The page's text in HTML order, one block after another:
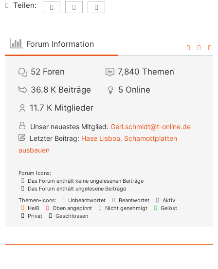
Teilen:
Forum Information
52 Foren 7,840 Themen
36.8 K Beiträge 5 Online
11.7 K Mitglieder
Unser neuestes Mitglied: Gerl.schmidt@t-online.de
Letzter Beitrag: Hase Lisboa, Schamottplatten
ausbauen
Forum Icons:
Das Forum enthält keine ungelesenen Beiträge
Das Forum enthält ungelesene Beiträge
Themen-Icons:
Unbeantwortet Beantwortet
Aktiv
Heiß
Oben angepinnt Nicht genehmigt
Gelöst
Privat
Geschlossen